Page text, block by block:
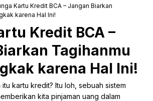
Kartu Kredit BCA – Jangan Biarkan
karena Hal Ini!
Kredit BCA –
Tagihanmu
karena Hal Ini!
kartu kredit? Itu loh, sebuah sistem
kita pinjaman uang dalam